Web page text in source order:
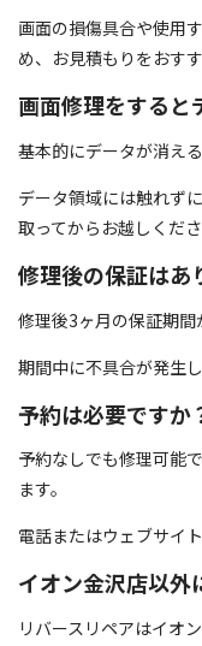
画面の損傷具合や使用
め、お見積もりをおすす
画面修理をすると
基本的にデータが消え
データ領域には触れず
取ってからお越しくださ
修理後の保証はあ
修理後3ヶ月の保証期間
期間中に不具合が発生
予約は必要ですか
予約なしでも修理可能
ます。
電話またはウェブサイ
イオン金沢店以外
リバースリペアはイオ